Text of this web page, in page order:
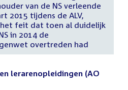
van de NS verleende
2015 tijdens de ALV,
het feit dat toen al duidelijk
in 2014 de
overtreden had
lerarenopleidingen (AO